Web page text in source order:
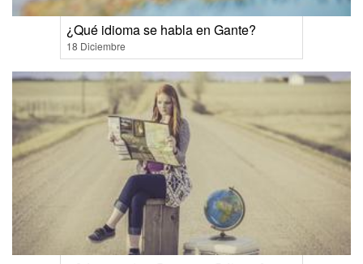
¿Qué idioma se habla en Gante?
18 Diciembre